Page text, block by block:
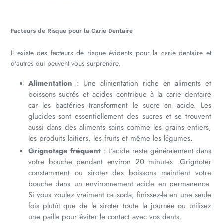
Facteurs de Risque pour la Carie Dentaire
Il existe des facteurs de risque évidents pour la carie dentaire et
d'autres qui peuvent vous surprendre.
Alimentation : Une alimentation riche en aliments et
boissons sucrés et acides contribue à la carie dentaire
car les bactéries transforment le sucre en acide. Les
glucides sont essentiellement des sucres et se trouvent
aussi dans des aliments sains comme les grains entiers,
les produits laitiers, les fruits et même les légumes.
Grignotage fréquent : L'acide reste généralement dans
votre bouche pendant environ 20 minutes. Grignoter
constamment ou siroter des boissons maintient votre
bouche dans un environnement acide en permanence.
Si vous voulez vraiment ce soda, finissez-le en une seule
fois plutôt que de le siroter toute la journée ou utilisez
une paille pour éviter le contact avec vos dents.